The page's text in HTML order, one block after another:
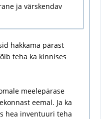
ja värskendav
hakkama pärast
teha ka kinnises
meelepärase
eemal. Ja ka
hea inventuuri teha